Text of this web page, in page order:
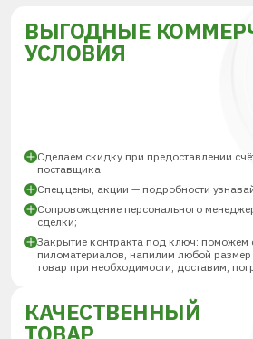
ВЫГОДНЫЕ
УСЛОВИЯ
Сделаем скидку при предоставлении
поставщика
Спец.цены, акции — подробности
Сопровождение персонального
сделки;
Закрытие контракта под ключ: поможем
пиломатериалов, напилим любой
товар при необходимости, доставим,
КАЧЕСТВЕННЫЙ